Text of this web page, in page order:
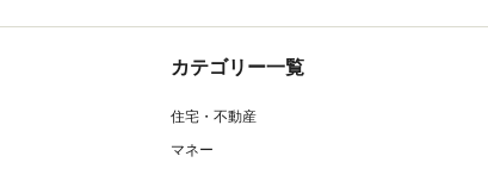
カテゴリー一覧
住宅・不動産
マネー